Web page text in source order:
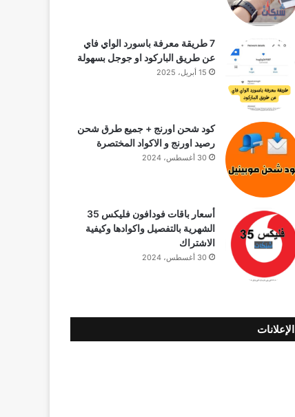
7 طريقة معرفة باسورد الواي فاي
عن طريق الباركود او جوجل بسهولة
15 أبريل، 2025
كود شحن اورنج + جميع طرق شحن
رصيد اورنج و الاكواد المختصرة
30 أغسطس، 2024
أسعار باقات فودافون فلیکس 35
الشهرية بالتفصيل واكوادها وكيفية
الاشتراك
30 أغسطس، 2024
الإعلانات